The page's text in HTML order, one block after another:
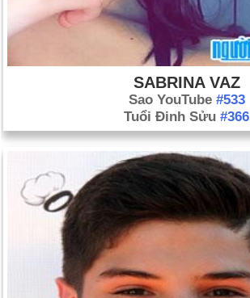
SABRINA VAZ
Sao YouTube #533
Tuổi Đinh Sửu #366